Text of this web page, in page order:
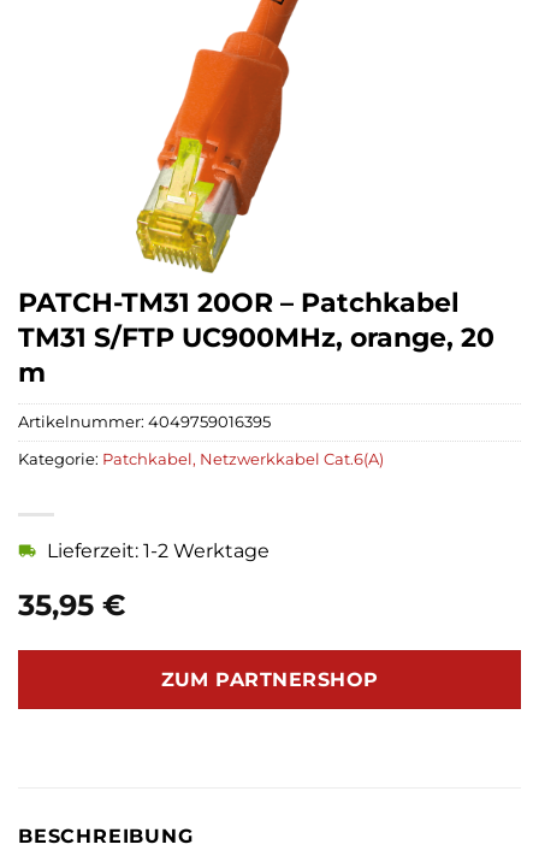
PATCH-TM31 20OR – Patchkabel
TM31 S/FTP UC900MHz, orange, 20
m
35,95 €
Lieferzeit: 1-2 Werktage
ZUM PARTNERSHOP
Artikelnummer: 4049759016395
Kategorie: Patchkabel, Netzwerkkabel Cat.6(A)
BESCHREIBUNG